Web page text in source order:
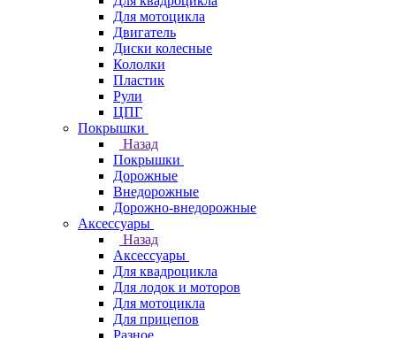
Для мотоцикла
Двигатель
Диски колесные
Кололки
Пластик
Рули
ЦПГ
Покрышки
Назад
Покрышки
Дорожные
Внедорожные
Дорожно-внедорожные
Аксессуары
Назад
Аксессуары
Для квадроцикла
Для лодок и моторов
Для мотоцикла
Для прицепов
Разное